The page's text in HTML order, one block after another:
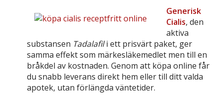
Generisk
Cialis, den
aktiva
substansen Tadalafili ett prisvärt paket, ger
samma effekt som märkesläkemedlet men till en
bråkdel av kostnaden. Genom att köpa online får
du snabb leverans direkt hem eller till ditt valda
apotek, utan förlängda väntetider.